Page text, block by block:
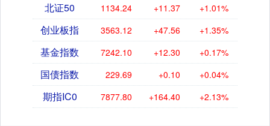
北证50 1134.24 +11.37 +1.01%
创业板指 3563.12 +47.56 +1.35%
基金指数 7242.10 +12.30 +0.17%
国债指数 229.69 +0.10 +0.04%
期指IC0 7877.80 +164.40 +2.13%